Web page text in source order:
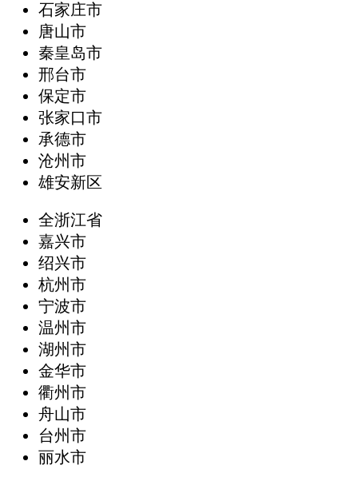
石家庄市
唐山市
秦皇岛市
邢台市
保定市
张家口市
承德市
沧州市
雄安新区
全浙江省
嘉兴市
绍兴市
杭州市
宁波市
温州市
湖州市
金华市
衢州市
舟山市
台州市
丽水市